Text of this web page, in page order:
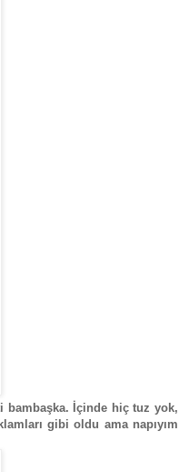
bambaşka. İçinde hiç tuz yok,
gibi oldu ama napıyım